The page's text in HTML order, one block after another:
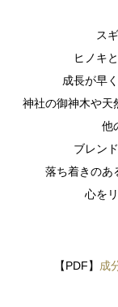
ス
ヒノキ
成長が早
神社の御神木や天
他
ブレン
落ち着きのあ
心を
【PDF】 成